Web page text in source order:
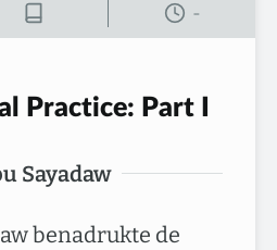
-
Practice: Part I
Sayadaw
benadrukte de